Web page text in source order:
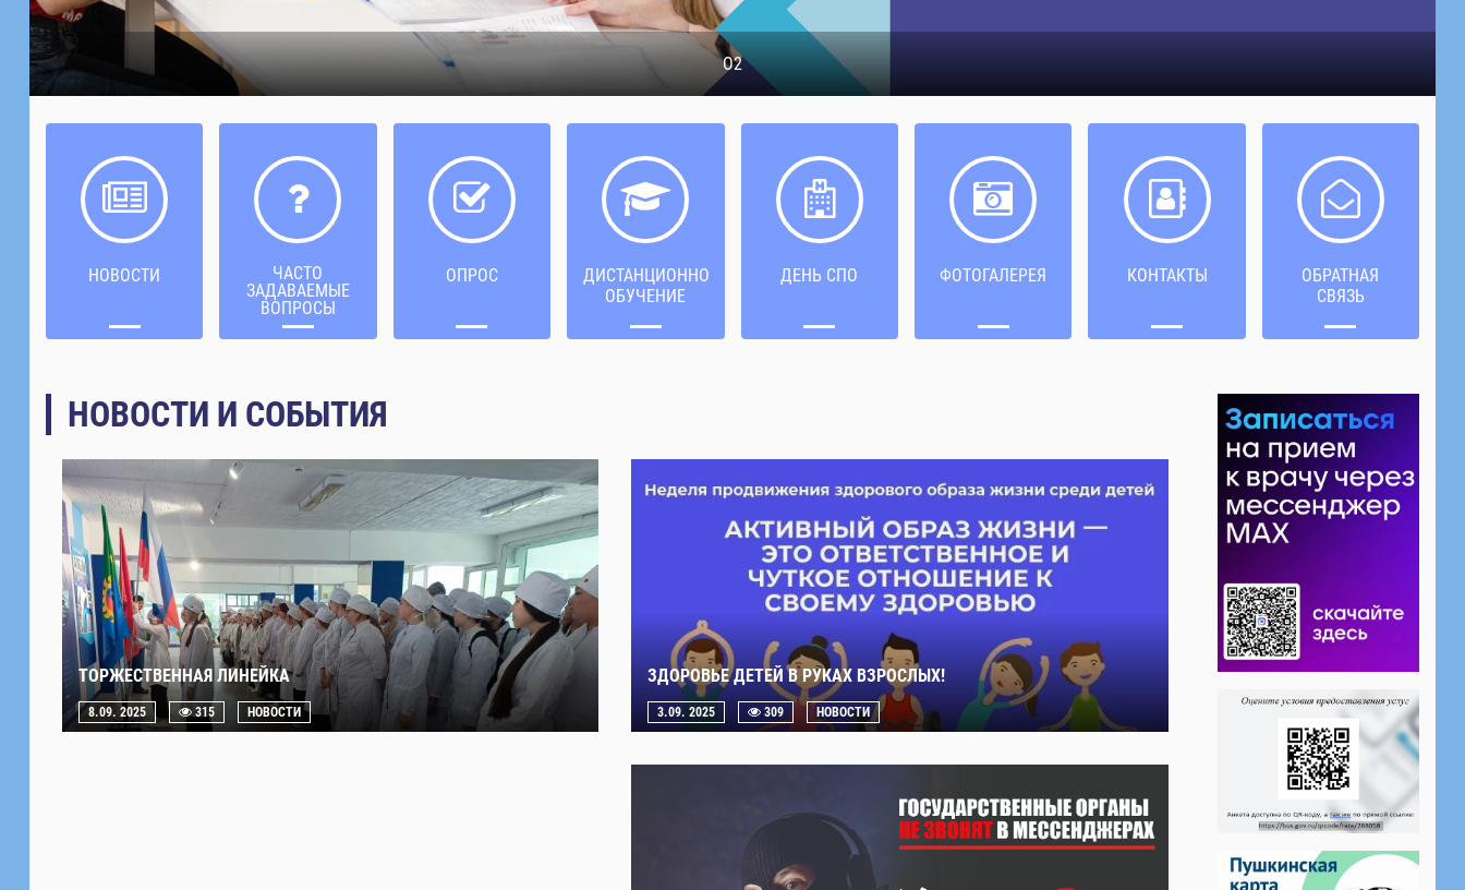
ПОЧЕМУ НУЖНО ВЫБРАТЬ ИМЕННО НАС!??
НОВОСТИ
ЧАСТО
ЗАДАВАЕМЫЕ
ВОПРОСЫ
ОПРОС
ДИСТАНЦИОННОЕ
ОБУЧЕНИЕ
ДЕНЬ СПО ФОТОГАЛЕРЕЯ КОНТАКТЫ
ОБРАТНАЯ
СВЯЗЬ
НОВОСТИ И СОБЫТИЯ
ТОРЖЕСТВЕННАЯ ЛИНЕЙКА
8.09. 2025 315 НОВОСТИ
ЗДОРОВЬЕ ДЕТЕЙ В РУКАХ ВЗРОСЛЫХ!
3.09. 2025 309 НОВОСТИ